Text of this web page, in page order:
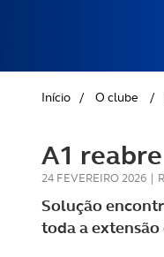
GOLFE
Início / O clube /
A1
24 FEVEREIRO 2026 |
Solução
toda a